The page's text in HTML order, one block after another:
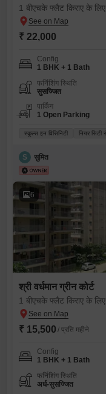
1 बीएचके फ्लैट किराए के
₹ 22,000
Config
1 BHK + 1 Bath
फर्निशिंग स्थिति
सुसज्जित
पार्किंग
1 Open Parking
स्कूल्स इन विसिनिटी नियर सिटी
S सुमित
6
श्री वर्धमान ग्रीन कोर्ट
1 बीएचके फ्लैट किराए के
₹ 15,500 / प्रति महीने
Config
1 BHK + 1 Bath
फर्निशिंग स्थिति
अर्ध-सुसज्जित